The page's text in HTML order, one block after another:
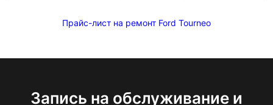
Прайс-лист на ремонт Ford Tourneo
Запись на обслуживание и